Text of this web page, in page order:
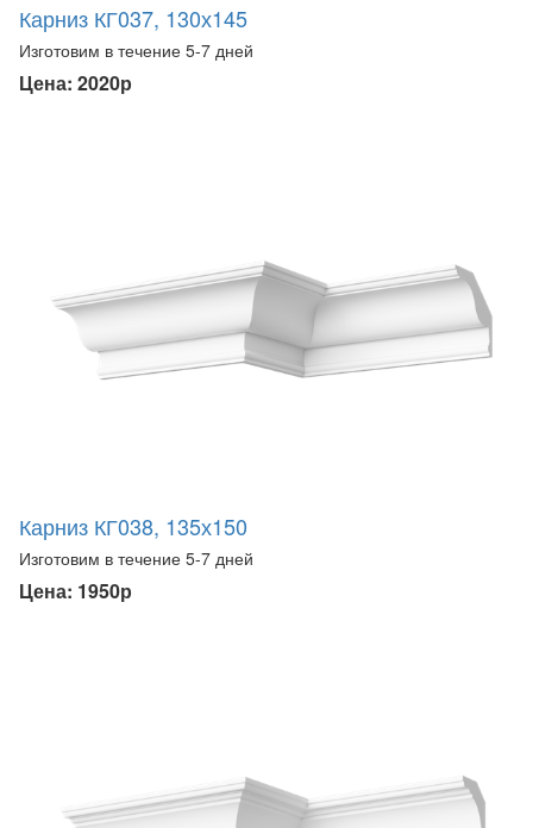
Карниз КГ037, 130х145
Изготовим в течение 5-7 дней
Цена: 2020р
Карниз КГ038, 135х150
Изготовим в течение 5-7 дней
Цена: 1950р